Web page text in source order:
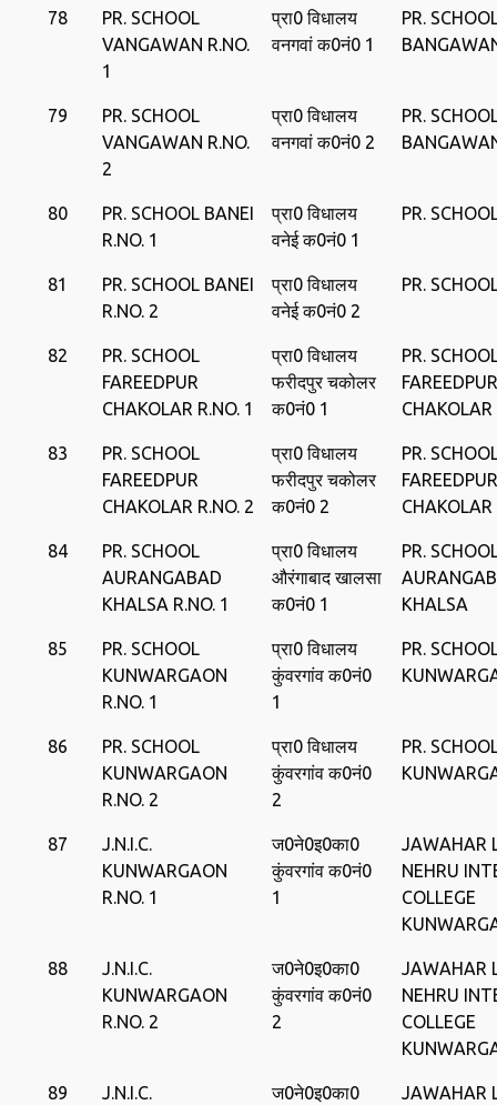
78
PR. SCHOOL
VANGAWAN R.NO.
1
प्रा0 विधालय
वनगवां क0नं0 1
PR.
79
PR. SCHOOL
VANGAWAN R.NO.
2
प्रा0 विधालय
वनगवां क0नं0 2
PR.
80
PR. SCHOOL BANEI
R.NO. 1
प्रा0 विधालय
वनेई क0नं0 1
PR.
81
PR. SCHOOL BANEI
R.NO. 2
प्रा0 विधालय
वनेई क0नं0 2
PR.
82
PR. SCHOOL
FAREEDPUR
CHAKOLAR R.NO. 1
प्रा0 विधालय
फरीदपुर चकोलर
क0नं0 1
PR.
FAREEDPUR
CHAKOLAR
83
PR. SCHOOL
FAREEDPUR
CHAKOLAR R.NO. 2
प्रा0 विधालय
फरीदपुर चकोलर
क0नं0 2
PR.
FAREEDPUR
CHAKOLAR
84
PR. SCHOOL
AURANGABAD
KHALSA R.NO. 1
प्रा0 विधालय
औरंगाबाद खालसा
क0नं0 1
PR.
KHALSA
85
PR. SCHOOL
KUNWARGAON
R.NO. 1
प्रा0 विधालय
कुंवरगांव क0नं0
1
PR.
86
PR. SCHOOL
KUNWARGAON
R.NO. 2
प्रा0 विधालय
कुंवरगांव क0नं0
2
PR.
87
J.N.I.C.
KUNWARGAON
R.NO. 1
ज0ने0इ0का0
कुंवरगांव क0नं0
1
JAWAHAR
NEHRU
COLLEGE
88
J.N.I.C.
KUNWARGAON
R.NO. 2
ज0ने0इ0का0
कुंवरगांव क0नं0
2
JAWAHAR
NEHRU
COLLEGE
89
J.N.I.C.
ज0ने0इ0का0
JAWAHAR